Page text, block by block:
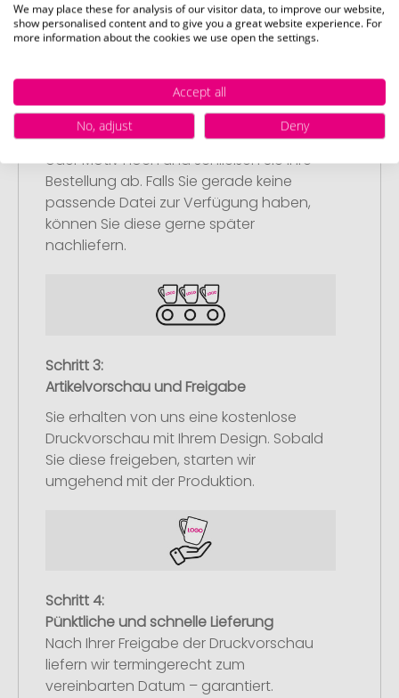
Upload Ihres Logos oder Motivs
Laden Sie auf unserer
Bestellabschlussseite (Checkout) Ihr Logo
oder Motiv hoch und schließen Sie Ihre
Bestellung ab. Falls Sie gerade keine
passende Datei zur Verfügung haben,
können Sie diese gerne später
nachliefern.
Schritt 3:
Artikelvorschau und Freigabe
Sie erhalten von uns eine kostenlose
Druckvorschau mit Ihrem Design. Sobald
Sie diese freigeben, starten wir
umgehend mit der Produktion.
Schritt 4:
Pünktliche und schnelle Lieferung
Nach Ihrer Freigabe der Druckvorschau
liefern wir termingerecht zum
vereinbarten Datum – garantiert.
We may place these for analysis of our visitor data, to improve our website,
show personalised content and to give you a great website experience. For
more information about the cookies we use open the settings.
Accept all
No, adjust
Deny